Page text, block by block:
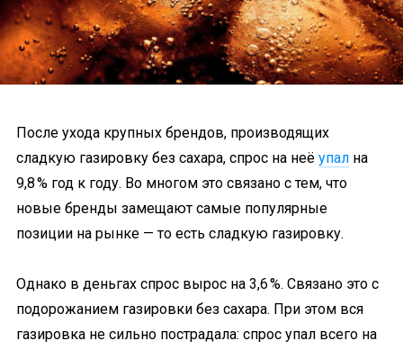
После ухода крупных брендов, производящих
сладкую газировку без сахара, спрос на неё упал на
9,8 % год к году. Во многом это связано с тем, что
новые бренды замещают самые популярные
позиции на рынке — то есть сладкую газировку.
Однако в деньгах спрос вырос на 3,6 %. Связано это с
подорожанием газировки без сахара. При этом вся
газировка не сильно пострадала: спрос упал всего на